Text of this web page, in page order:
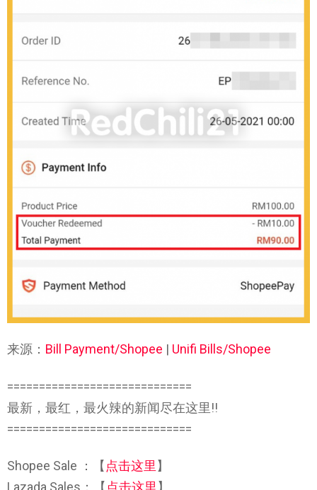
来源： Bill Payment/Shopee | Unifi Bills/Shopee
=============================
最新，最红，最火辣的新闻尽在这里!!
=============================
Shopee Sale ：【 点击这里 】
Lazada Sales：【 点击这里 】